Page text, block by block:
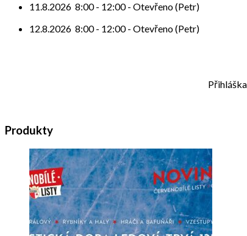
11.8.2026 8:00- 12:00- Otevřeno (Petr)
12.8.2026 8:00- 12:00- Otevřeno (Petr)
Produkty